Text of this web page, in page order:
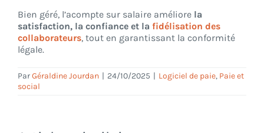
Bien géré, l’acompte sur salaire améliore la
satisfaction, la confiance et la fidélisation des
collaborateurs, tout en garantissant la conformité
légale.
ParGéraldine Jourdan | 24/10/2025 | Logiciel de paie, Paie et
social